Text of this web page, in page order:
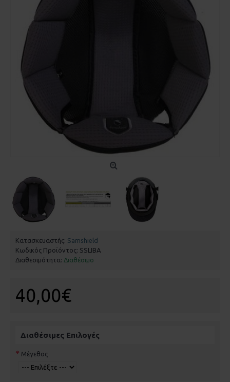
Κατασκευαστής: Samshield
Κωδικός Προϊόντος: SSLIBA
Διαθεσιμότητα: Διαθέσιμο
40,00€
Διαθέσιμες Επιλογές
Μέγεθος